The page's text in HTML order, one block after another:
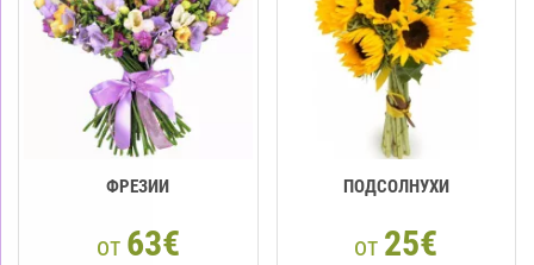
ФРЕЗИИ
от 63€
ПОДСОЛНУХИ
от 25€